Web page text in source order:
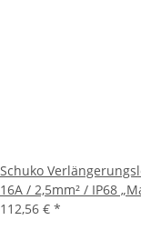
Schuko
16A / 2,5mm² / IP68
112,56 € *